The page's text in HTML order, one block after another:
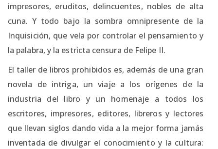
impresores, eruditos, delincuentes, nobles de alta
cuna. Y todo bajo la sombra omnipresente de la
Inquisición, que vela por controlar el pensamiento y
la palabra, y la estricta censura de Felipe II.
El taller de libros prohibidos es, además de una gran
novela de intriga, un viaje a los orígenes de la
industria del libro y un homenaje a todos los
escritores, impresores, editores, libreros y lectores
que llevan siglos dando vida a la mejor forma jamás
inventada de divulgar el conocimiento y la cultura: